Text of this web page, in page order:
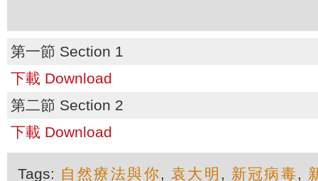
第一節 Section 1
下載 Download
第二節 Section 2
下載 Download
Tags: 自然療法與你, 袁大明 , 新冠病毒,